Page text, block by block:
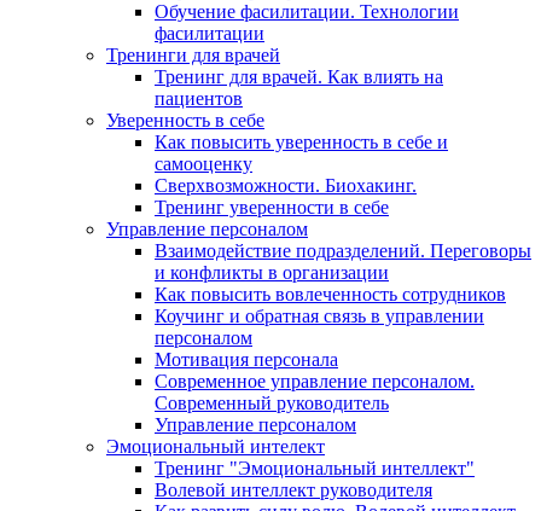
Обучение фасилитации. Технологии
фасилитации
Тренинги для врачей
Тренинг для врачей. Как влиять на
пациентов
Уверенность в себе
Как повысить уверенность в себе и
самооценку
Сверхвозможности. Биохакинг.
Тренинг уверенности в себе
Управление персоналом
Взаимодействие подразделений. Переговоры
и конфликты в организации
Как повысить вовлеченность сотрудников
Коучинг и обратная связь в управлении
персоналом
Мотивация персонала
Современное управление персоналом.
Современный руководитель
Управление персоналом
Эмоциональный интелект
Тренинг "Эмоциональный интеллект"
Волевой интеллект руководителя